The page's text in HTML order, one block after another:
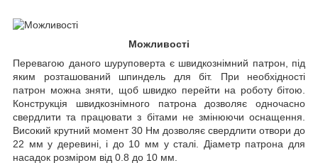
Можливості
Перевагою даного шуруповерта є швидкознімний патрон, під
яким розташований шпиндель для біт. При необхідності
патрон можна зняти, щоб швидко перейти на роботу бітою.
Конструкція швидкознімного патрона дозволяє одночасно
свердлити та працювати з бітами не змінюючи оснащення.
Високий крутний момент 30 Нм дозволяє свердлити отвори до
22 мм у деревині, і до 10 мм у сталі. Діаметр патрона для
насадок розміром від 0.8 до 10 мм.